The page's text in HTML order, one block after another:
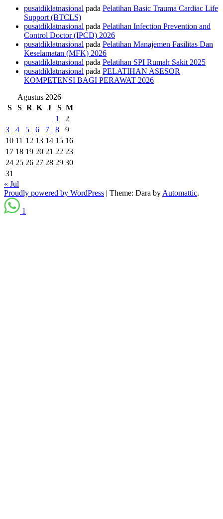
pusatdiklatnasional pada Pelatihan Basic Trauma Cardiac Life
Support (BTCLS)
pusatdiklatnasional pada Pelatihan Infection Prevention and
Control Doctor (IPCD) 2026
pusatdiklatnasional pada Pelatihan Manajemen Fasilitas Dan
Keselamatan (MFK) 2026
pusatdiklatnasional pada Pelatihan SPI Rumah Sakit 2025
pusatdiklatnasional pada PELATIHAN ASESOR
KOMPETENSI BAGI PERAWAT 2026
Agustus 2026
S
S R K J S M
1
2
3
4 5 6 7 8
9
10 11 12 13 14 15 16
17 18 19 20 21 22 23
24 25 26 27 28 29 30
31
« Jul
Proudly powered by WordPress | Theme: Dara by Automattic.
1